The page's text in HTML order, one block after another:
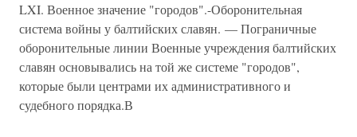
LXI. Военное значение "городов".-Оборонительная
система войны у балтийских славян. — Пограничные
оборонительные линии Военные учреждения балтийских
славян основывались на той же системе "городов",
которые были центрами их административного и
судебного порядка.В